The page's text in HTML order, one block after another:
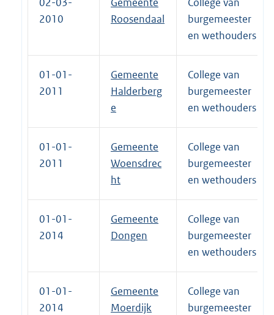
2010
Roosendaal
burgemeester
en wethouders
01-01-
2011
Gemeente
Halderberg
e
College van
burgemeester
en wethouders
01-01-
2011
Gemeente
Woensdrec
ht
College van
burgemeester
en wethouders
01-01-
2014
Gemeente
Dongen
College van
burgemeester
en wethouders
01-01-
2014
Gemeente
Moerdijk
College van
burgemeester